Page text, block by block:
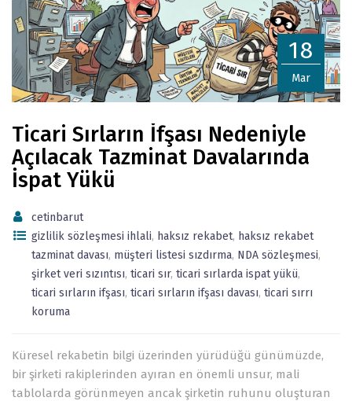
18
Mar
Ticari Sırların İfşası Nedeniyle
Açılacak Tazminat Davalarında
İspat Yükü
cetinbarut
gizlilik sözleşmesi ihlali, haksız rekabet, haksız rekabet
tazminat davası, müşteri listesi sızdırma, NDA sözleşmesi,
şirket veri sızıntısı, ticari sır, ticari sırlarda ispat yükü,
ticari sırların ifşası, ticari sırların ifşası davası, ticari sırrı
koruma
Küresel rekabetin bilgi üzerinden yürüdüğü günümüzde,
bir şirketi rakiplerinden ayıran en önemli unsur, mali
tablolarda görünmeyen ancak şirketin ruhunu oluşturan